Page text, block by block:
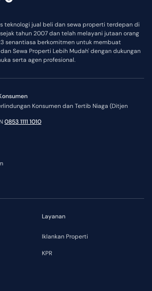
teknologi jual beli dan sewa properti terdepan di
tahun 2007 dan telah melayani jutaan orang
senantiasa berkomitmen untuk membuat
Sewa Properti Lebih Mudah' dengan dukungan
serta agen profesional.
Konsumen dan Tertib Niaga (Ditjen
0853 1111 1010
Layanan
Iklankan Properti
KPR